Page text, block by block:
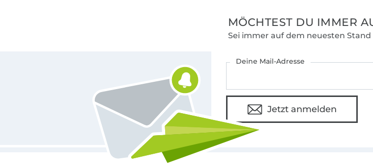
MÖCHTEST DU IMMER
Sei immer auf dem neuesten Stand
Deine Mail-Adresse
Jetzt anmelden